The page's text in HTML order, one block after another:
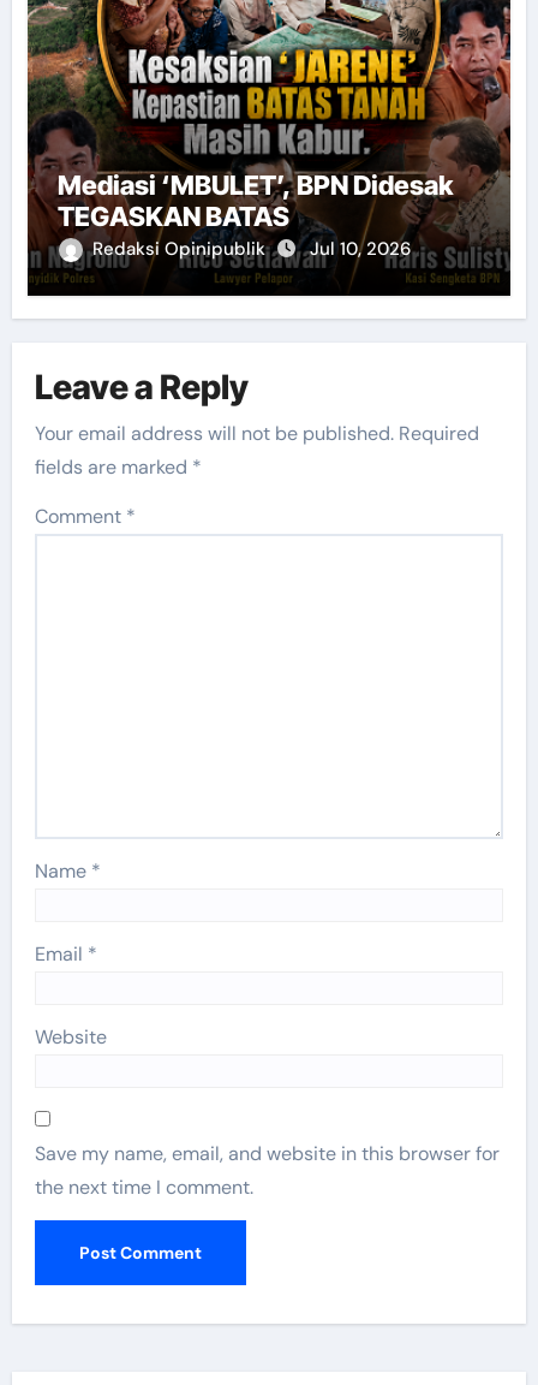
Mediasi ‘MBULET’, BPN Didesak
TEGASKAN BATAS
Redaksi Opinipublik Jul 10, 2026
Leave a Reply
Your email address will not be published. Required
fields are marked *
Comment *
Name *
Email *
Website
Save my name, email, and website in this browser for
the next time I comment.